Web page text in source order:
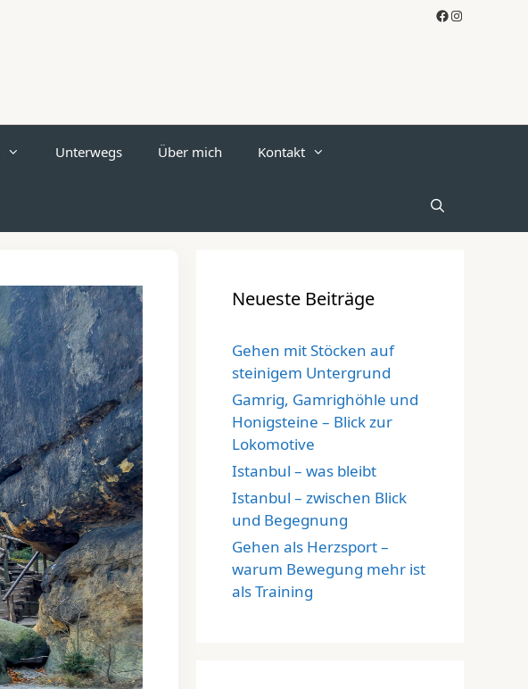
Facebook
Instagram
Unterwegs Über mich Kontakt
Neueste Beiträge
Gehen mit Stöcken auf
steinigem Untergrund
Gamrig, Gamrighöhle und
Honigsteine – Blick zur
Lokomotive
Istanbul – was bleibt
Istanbul – zwischen Blick
und Begegnung
Gehen als Herzsport –
warum Bewegung mehr ist
als Training